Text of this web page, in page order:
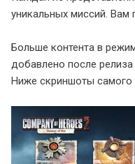
уникальных миссий. Вам
Больше контента в
добавлено после
Ниже скриншоты самого